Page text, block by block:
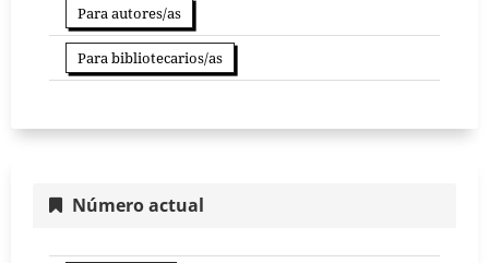
Para autores/as
Para bibliotecarios/as
Número actual